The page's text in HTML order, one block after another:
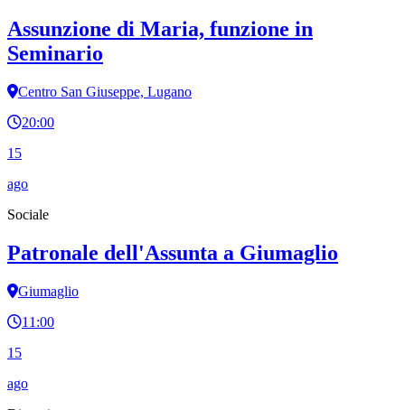
Assunzione di Maria, funzione in
Seminario
Centro San Giuseppe, Lugano
20:00
15
ago
Sociale
Patronale dell'Assunta a Giumaglio
Giumaglio
11:00
15
ago